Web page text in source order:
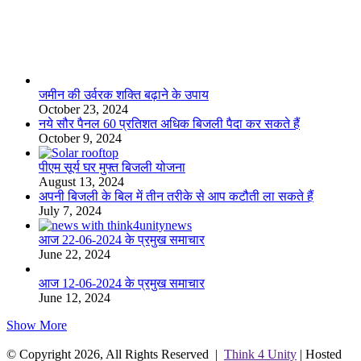
जमीन की उर्वरक शक्ति बढ़ाने के उपाय
October 23, 2024
नये सौर पैनल 60 प्रतिशत अधिक बिजली पैदा कर सकते हैं
October 9, 2024
पीएम सूर्य घर मुफ्त बिजली योजना
August 13, 2024
अपनी बिजली के बिल में तीन तरीके से आप कटौती ला सकते हैं
July 7, 2024
आज 22-06-2024 के प्रमुख समाचार
June 22, 2024
आज 12-06-2024 के प्रमुख समाचार
June 12, 2024
Show More
© Copyright 2026, All Rights Reserved | Think 4 Unity | Hosted